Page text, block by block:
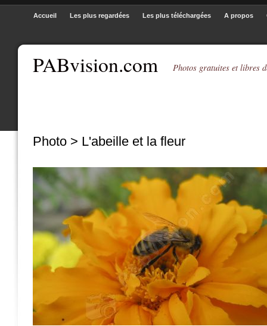
PABvision.com Photos gratuites et libres
Accueil Les plus regardées Les plus téléchargées A propos
Photo > L'abeille et la fleur